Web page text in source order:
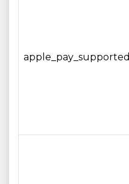
apple_pay_supported